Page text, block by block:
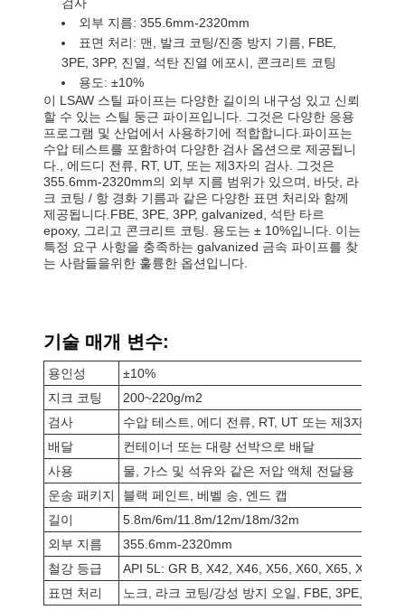
외부 지름: 355.6mm-2320mm
표면 처리: 맨, 발크 코팅/진종 방지 기름, FBE,
3PE, 3PP, 진열, 석탄 진열 에포시, 콘크리트 코팅
용도: ±10%
이 LSAW 스틸 파이프는 다양한 길이의 내구성 있고 신뢰
할 수 있는 스틸 둥근 파이프입니다. 그것은 다양한 응용
프로그램 및 산업에서 사용하기에 적합합니다.파이프는
수압 테스트를 포함하여 다양한 검사 옵션으로 제공됩니
다., 에드디 전류, RT, UT, 또는 제3자의 검사. 그것은
355.6mm-2320mm의 외부 지름 범위가 있으며, 바닷, 라
크 코팅 / 항 경화 기름과 같은 다양한 표면 처리와 함께
제공됩니다.FBE, 3PE, 3PP, galvanized, 석탄 타르
epoxy, 그리고 콘크리트 코팅. 용도는 ± 10%입니다. 이는
특정 요구 사항을 충족하는 galvanized 금속 파이프를 찾
는 사람들을위한 훌륭한 옵션입니다.
기술 매개 변수:
용인성
±10%
지크 코팅
200~220g/m2
검사
수압 테스트, 에디 전류, RT, UT 또는 제3자 검사
배달
컨테이너 또는 대량 선박으로 배달
사용
물, 가스 및 석유와 같은 저압 액체 전달용
운송 패키지
블랙 페인트, 베벨 송, 엔드 캡
길이
5.8m/6m/11.8m/12m/18m/32m
외부 지름
355.6mm-2320mm
철강 등급
API 5L: GR B, X42, X46, X56, X60, X65, X70
표면 처리
노크, 라크 코팅/강성 방지 오일, FBE, 3PE, 3PP,